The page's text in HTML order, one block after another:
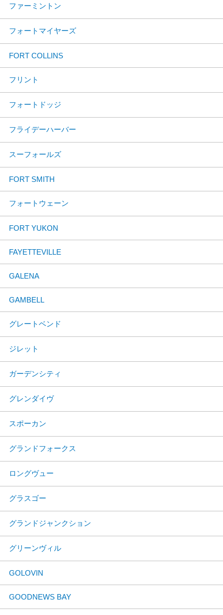
ファーミントン
フォートマイヤーズ
FORT COLLINS
フリント
フォートドッジ
フライデーハーバー
スーフォールズ
FORT SMITH
フォートウェーン
FORT YUKON
FAYETTEVILLE
GALENA
GAMBELL
グレートベンド
ジレット
ガーデンシティ
グレンダイヴ
スポーカン
グランドフォークス
ロングヴュー
グラスゴー
グランドジャンクション
グリーンヴィル
GOLOVIN
GOODNEWS BAY